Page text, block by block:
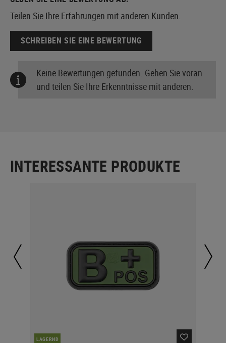
Teilen Sie Ihre Erfahrungen mit anderen Kunden.
SCHREIBEN SIE EINE BEWERTUNG
Keine Bewertungen gefunden. Gehen Sie voran
und teilen Sie Ihre Erkenntnisse mit anderen.
INTERESSANTE PRODUKTE
LAGERND